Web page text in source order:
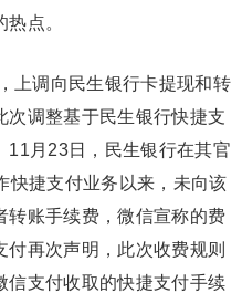
点。
上调向民生银行卡提现和转
次调整基于民生银行快捷支
11月23日，民生银行在其官
快捷支付业务以来，未向该
转账手续费，微信宣称的费
再次声明，此次收费规则
信支付收取的快捷支付手续